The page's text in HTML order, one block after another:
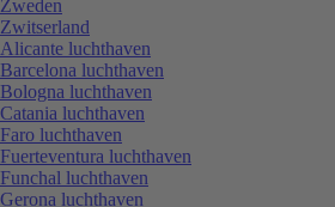
Zweden
Zwitserland
Alicante luchthaven
Barcelona luchthaven
Bologna luchthaven
Catania luchthaven
Faro luchthaven
Fuerteventura luchthaven
Funchal luchthaven
Gerona luchthaven